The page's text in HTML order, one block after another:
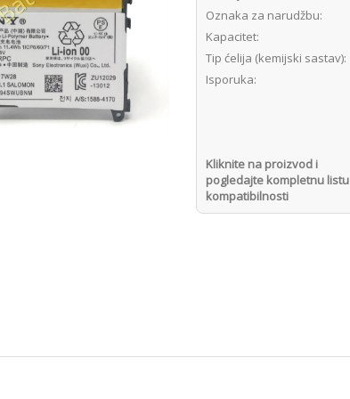
Oznaka za narudžbu:
Kapacitet:
Tip ćelija (kemijski sastav):
Isporuka:
Kliknite na proizvod i
pogledajte kompletnu listu
kompatibilnosti